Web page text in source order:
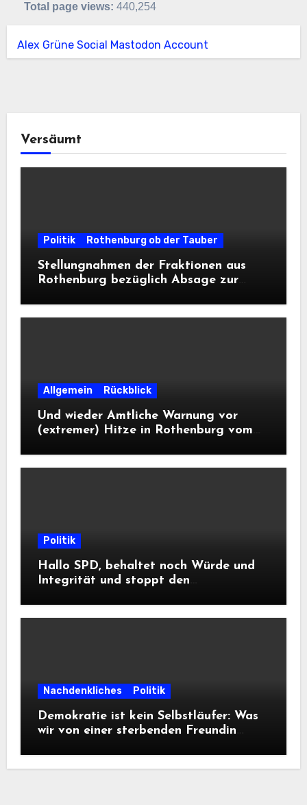
Total page views:440,254
Alex Grüne Social Mastodon Account
Versäumt
Politik Rothenburg ob der Tauber
Stellungnahmen der Fraktionen aus
Rothenburg bezüglich Absage zur
Allgemein Rückblick
Und wieder Amtliche Warnung vor
(extremer) Hitze in Rothenburg vom
Politik
Hallo SPD, behaltet noch Würde und
Integrität und stoppt den
Informationsfreiheit!
Nachdenkliches Politik
Demokratie ist kein Selbstläufer: Was
wir von einer sterbenden Freundin